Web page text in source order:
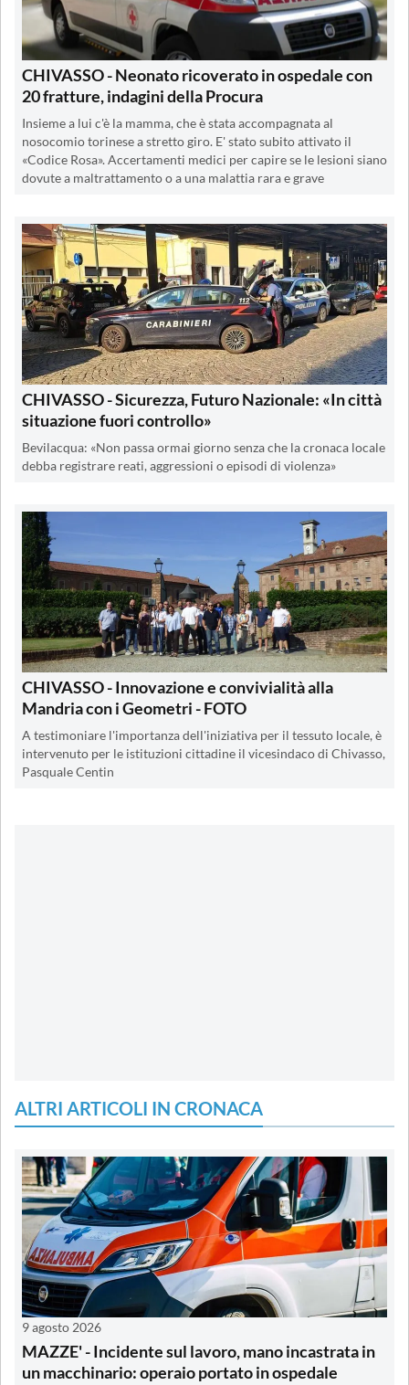
CHIVASSO - Neonato ricoverato in ospedale con
20 fratture, indagini della Procura
Insieme a lui c'è la mamma, che è stata accompagnata al
nosocomio torinese a stretto giro. E' stato subito attivato il
«Codice Rosa». Accertamenti medici per capire se le lesioni siano
dovute a maltrattamento o a una malattia rara e grave
CHIVASSO - Sicurezza, Futuro Nazionale: «In città
situazione fuori controllo»
Bevilacqua: «Non passa ormai giorno senza che la cronaca locale
debba registrare reati, aggressioni o episodi di violenza»
CHIVASSO - Innovazione e convivialità alla
Mandria con i Geometri - FOTO
A testimoniare l'importanza dell'iniziativa per il tessuto locale, è
intervenuto per le istituzioni cittadine il vicesindaco di Chivasso,
Pasquale Centin
ALTRI ARTICOLI IN CRONACA
9 agosto 2026
MAZZE' - Incidente sul lavoro, mano incastrata in
un macchinario: operaio portato in ospedale